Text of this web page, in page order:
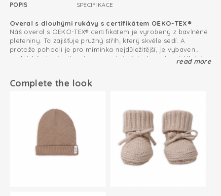
POPIS SPECIFIKACE
Overal s dlouhými rukávy s certifikátem OEKO-TEX®
Náš overal s OEKO-TEX® certifikátem je vyrobený z bavlněné
pleteniny. Ta zajišťuje pružný střih, který skvěle sedí. A
protože pohodlí je pro miminka nejdůležitější, je vybaven
praktickými patentkami pro snadné přebalovaní a oblékání.
Novorozenecký overal: pohodlí pro aktivní miminka
overaly pro miminka jsou maximálně pohodlné a měkoučké
a dítěti dopřávají maximální komfort třeba i při lezení.
Bavlněná pletenina; prodyšná a měkká
Snadné přebalování díky patentkám mezi nožičkama
Perfektně sedí
read more
Complete the look